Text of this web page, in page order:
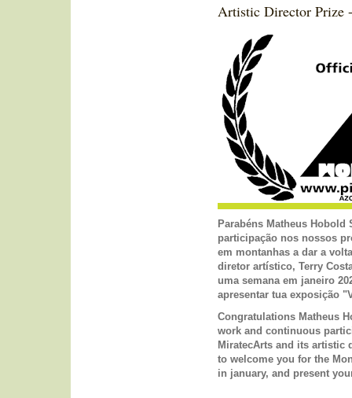
Artistic Director Prize
Parabéns Matheus
participação nos nossos
em montanhas a dar a
diretor artístico, Terry
uma semana em janeiro
apresentar tua exposição
Congratulations Matheus
work and continuous
MiratecArts and its artistic
to welcome you for the
in january, and present